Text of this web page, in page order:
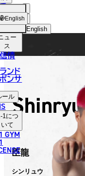
English
ョッ
プ
ュー
ス
情
ンド
ンサ
ール
1につ
いて
GYM
English
Shinryu
臣龍
シンリュウ